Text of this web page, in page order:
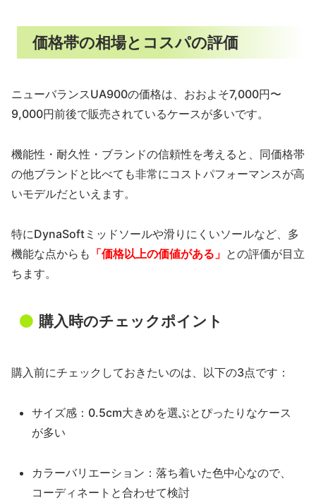
価格帯の相場とコスパの評価
ニューバランスUA900の価格は、おおよそ7,000円〜
9,000円前後で販売されているケースが多いです。
機能性・耐久性・ブランドの信頼性を考えると、同価格帯
の他ブランドと比べても非常にコストパフォーマンスが高
いモデルだといえます。
特にDynaSoftミッドソールや滑りにくいソールなど、多
機能な点からも 「価格以上の価値がある」 との評価が目立
ちます。
購入時のチェックポイント
購入前にチェックしておきたいのは、以下の3点です：
サイズ感：0.5cm大きめを選ぶとぴったりなケース
が多い
カラーバリエーション：落ち着いた色中心なので、
コーディネートと合わせて検討